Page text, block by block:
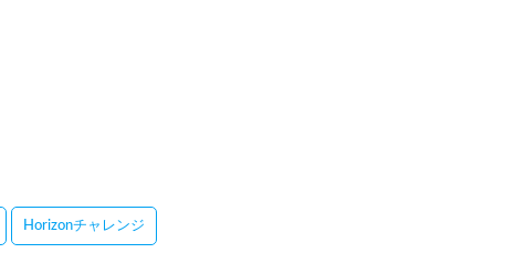
Horizonチャレンジ